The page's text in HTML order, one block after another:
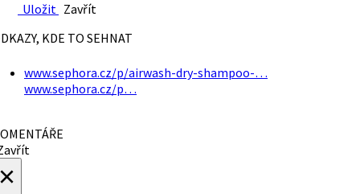
Uložit Zavřít
KDE TO SEHNAT
www.sephora.cz/p/airwash-dry-shampoo-…
www.sephora.cz/p…